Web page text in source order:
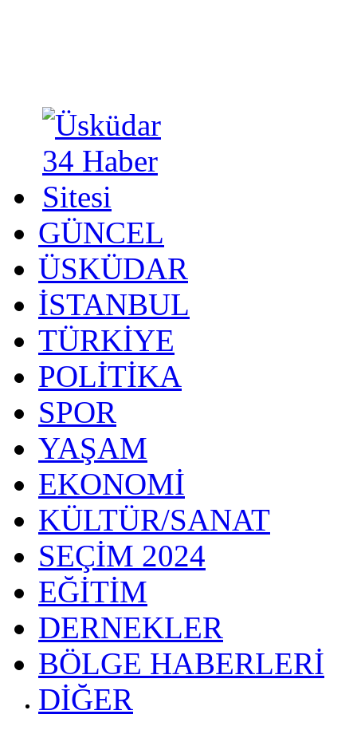
GÜNCEL
ÜSKÜDAR
İSTANBUL
TÜRKİYE
POLİTİKA
SPOR
YAŞAM
EKONOMİ
KÜLTÜR/SANAT
SEÇİM 2024
EĞİTİM
DERNEKLER
BÖLGE HABERLERİ
DİĞER